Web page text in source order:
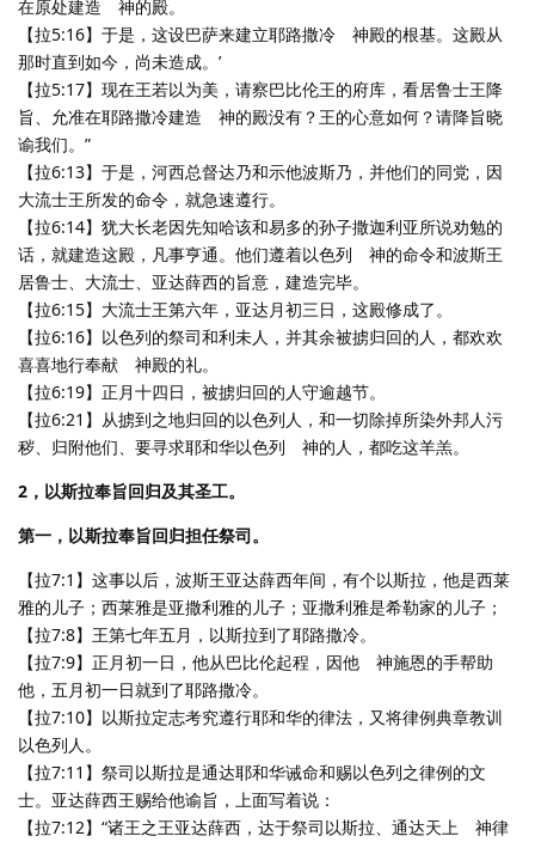
在原处建造 神的殿。
【拉5:16】于是，这设巴萨来建立耶路撒冷 神殿的根基。这殿从
那时直到如今，尚未造成。’
【拉5:17】现在王若以为美，请察巴比伦王的府库，看居鲁士王降
旨、允准在耶路撒冷建造 神的殿没有？王的心意如何？请降旨晓
谕我们。”
【拉6:13】于是，河西总督达乃和示他波斯乃，并他们的同党，因
大流士王所发的命令，就急速遵行。
【拉6:14】犹大长老因先知哈该和易多的孙子撒迦利亚所说劝勉的
话，就建造这殿，凡事亨通。他们遵着以色列 神的命令和波斯王
居鲁士、大流士、亚达薛西的旨意，建造完毕。
【拉6:15】大流士王第六年，亚达月初三日，这殿修成了。
【拉6:16】以色列的祭司和利未人，并其余被掳归回的人，都欢欢
喜喜地行奉献 神殿的礼。
【拉6:19】正月十四日，被掳归回的人守逾越节。
【拉6:21】从掳到之地归回的以色列人，和一切除掉所染外邦人污
秽、归附他们、要寻求耶和华以色列 神的人，都吃这羊羔。
2，以斯拉奉旨回归及其圣工。
第一，以斯拉奉旨回归担任祭司。
【拉7:1】这事以后，波斯王亚达薛西年间，有个以斯拉，他是西莱
雅的儿子；西莱雅是亚撒利雅的儿子；亚撒利雅是希勒家的儿子；
【拉7:8】王第七年五月，以斯拉到了耶路撒冷。
【拉7:9】正月初一日，他从巴比伦起程，因他 神施恩的手帮助
他，五月初一日就到了耶路撒冷。
【拉7:10】以斯拉定志考究遵行耶和华的律法，又将律例典章教训
以色列人。
【拉7:11】祭司以斯拉是通达耶和华诫命和赐以色列之律例的文
士。亚达薛西王赐给他谕旨，上面写着说：
【拉7:12】“诸王之王亚达薛西，达于祭司以斯拉、通达天上 神律